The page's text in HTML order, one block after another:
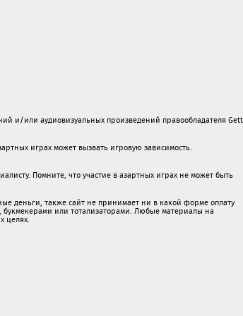
и/или аудиовизуальных произведений правообладателя
играх может вызвать игровую зависимость.
Помните, что участие в азартных играх не может быть
деньги, также сайт не принимает ни в какой форме oплaту
или тотализаторами. Любые материалы на
целях.